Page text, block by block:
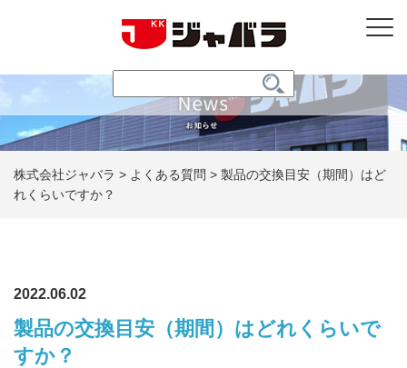
株式会社ジャバラ > よくある質問 > 製品の交換目安（期間）はど
れくらいですか？
2022.06.02
製品の交換目安（期間）はどれくらいで
すか？